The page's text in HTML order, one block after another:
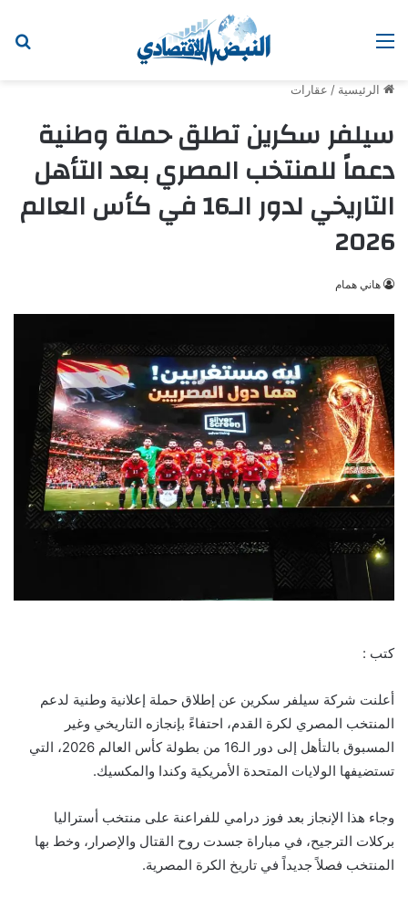
القائمة
الرئيسية / عقارات
سيلفر سكرين تطلق حملة وطنية
دعماً للمنتخب المصري بعد التأهل
التاريخي لدور الـ16 في كأس العالم
2026
هاني همام
كتب :
أعلنت شركة سيلفر سكرين عن إطلاق حملة إعلانية وطنية لدعم
المنتخب المصري لكرة القدم، احتفاءً بإنجازه التاريخي وغير
المسبوق بالتأهل إلى دور الـ16 من بطولة كأس العالم 2026، التي
تستضيفها الولايات المتحدة الأمريكية وكندا والمكسيك.
وجاء هذا الإنجاز بعد فوز درامي للفراعنة على منتخب أستراليا
بركلات الترجيح، في مباراة جسدت روح القتال والإصرار، وخط بها
المنتخب فصلاً جديداً في تاريخ الكرة المصرية.